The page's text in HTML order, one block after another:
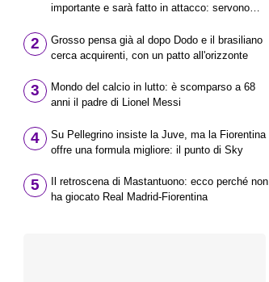
importante e sarà fatto in attacco: servono
il Bologna: caccia al giusto incastro
2
Grosso pensa già al dopo Dodo e il brasiliano
cerca acquirenti, con un patto all'orizzonte
3
Mondo del calcio in lutto: è scomparso a 68
anni il padre di Lionel Messi
4
Su Pellegrino insiste la Juve, ma la Fiorentina
offre una formula migliore: il punto di Sky
5
Il retroscena di Mastantuono: ecco perché non
ha giocato Real Madrid-Fiorentina